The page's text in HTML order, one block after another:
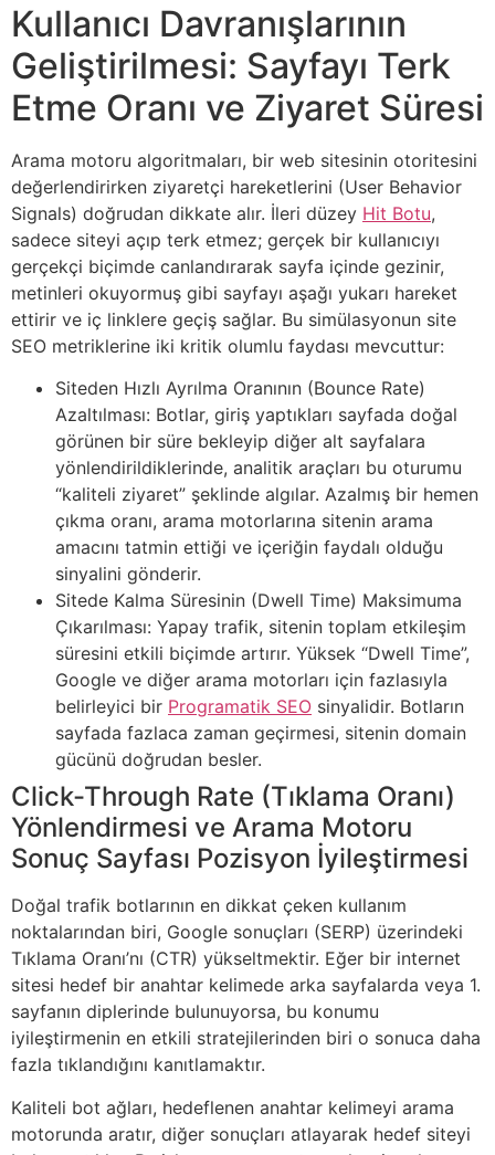
Kullanıcı Davranışlarının
Geliştirilmesi: Sayfayı Terk
Etme Oranı ve Ziyaret Süresi
Arama motoru algoritmaları, bir web sitesinin otoritesini
değerlendirirken ziyaretçi hareketlerini (User Behavior
Signals) doğrudan dikkate alır. İleri düzey Hit Botu,
sadece siteyi açıp terk etmez; gerçek bir kullanıcıyı
gerçekçi biçimde canlandırarak sayfa içinde gezinir,
metinleri okuyormuş gibi sayfayı aşağı yukarı hareket
ettirir ve iç linklere geçiş sağlar. Bu simülasyonun site
SEO metriklerine iki kritik olumlu faydası mevcuttur:
Siteden Hızlı Ayrılma Oranının (Bounce Rate)
Azaltılması: Botlar, giriş yaptıkları sayfada doğal
görünen bir süre bekleyip diğer alt sayfalara
yönlendirildiklerinde, analitik araçları bu oturumu
“kaliteli ziyaret” şeklinde algılar. Azalmış bir hemen
çıkma oranı, arama motorlarına sitenin arama
amacını tatmin ettiği ve içeriğin faydalı olduğu
sinyalini gönderir.
Sitede Kalma Süresinin (Dwell Time) Maksimuma
Çıkarılması: Yapay trafik, sitenin toplam etkileşim
süresini etkili biçimde artırır. Yüksek “Dwell Time”,
Google ve diğer arama motorları için fazlasıyla
belirleyici bir Programatik SEO sinyalidir. Botların
sayfada fazlaca zaman geçirmesi, sitenin domain
gücünü doğrudan besler.
Click-Through Rate (Tıklama Oranı)
Yönlendirmesi ve Arama Motoru
Sonuç Sayfası Pozisyon İyileştirmesi
Doğal trafik botlarının en dikkat çeken kullanım
noktalarından biri, Google sonuçları (SERP) üzerindeki
Tıklama Oranı’nı (CTR) yükseltmektir. Eğer bir internet
sitesi hedef bir anahtar kelimede arka sayfalarda veya 1.
sayfanın diplerinde bulunuyorsa, bu konumu
iyileştirmenin en etkili stratejilerinden biri o sonuca daha
fazla tıklandığını kanıtlamaktır.
Kaliteli bot ağları, hedeflenen anahtar kelimeyi arama
motorunda aratır, diğer sonuçları atlayarak hedef siteyi